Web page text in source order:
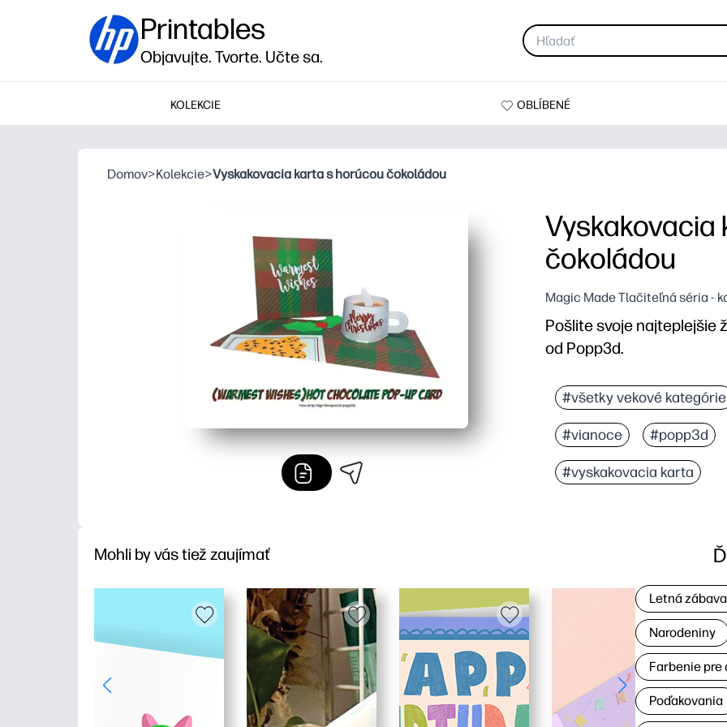
Printables
Objavujte. Tvorte. Učte sa.
KOLEKCIE OBLÍBENÉ
Domov>Kolekcie>Vyskakovacia karta s horúcou čokoládou
Vyskakovacia
čokoládou
Magic Made Tlačiteľná séria -
Pošlite svoje najteplejšie
od Popp3d.
Vytlačíte, striháte a
Interaktívny
Môžete ho použiť na
Vytlačíte ho plocho a
#všetky vekové kategórie
#vianoce #popp3d
#vyskakovacia karta
Mohli by vás tiež zaujímať
Letná zábava
Narodeniny
Farbenie pre
Poďakovania